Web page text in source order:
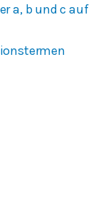
a, b und c auf